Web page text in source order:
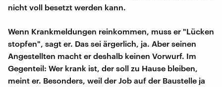
nicht voll besetzt werden kann.
Wenn Krankmeldungen reinkommen, muss er "Lücken
stopfen", sagt er. Das sei ärgerlich, ja. Aber seinen
Angestellten macht er deshalb keinen Vorwurf. Im
Gegenteil: Wer krank ist, der soll zu Hause bleiben,
meint er. Besonders, weil der Job auf der Baustelle ja